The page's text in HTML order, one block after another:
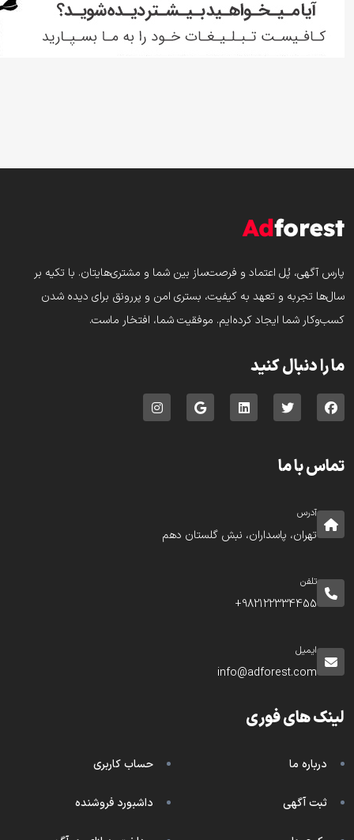
پارس‌ آگهی، پُل اعتماد و فرصت‌ساز بین شما و مشتری‌هایتان. با تکیه بر
سال‌ها تجربه و تعهد به کیفیت، بستری امن و پررونق برای دیده شدن
کسب‌وکار شما ایجاد کرده‌ایم. موفقیت شما، افتخار ماست.
ما را دنبال کنید
تماس با ما
آدرس
تهران، پاسداران، نبش گلستان دهم
تلفن
982122334455+
ایمیل
info@adforest.com
لینک های فوری
درباره ما
ثبت آگهی
حساب کاربری
داشبورد فروشنده